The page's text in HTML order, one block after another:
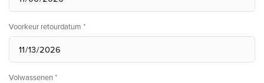
Voorkeur retourdatum *
Volwassenen *